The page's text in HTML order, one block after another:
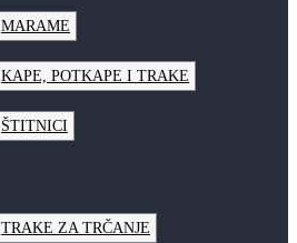
MARAME
KAPE, POTKAPE I TRAKE
ŠTITNICI
TRAKE ZA TRČANJE